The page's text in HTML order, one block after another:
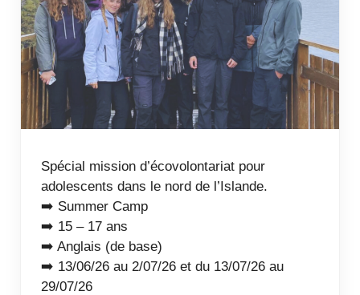
Spécial mission d’écovolontariat pour
adolescents dans le nord de l’Islande.
➡️ Summer Camp
➡️ 15 – 17 ans
➡️ Anglais (de base)
➡️ 13/06/26 au 2/07/26 et du 13/07/26 au
29/07/26